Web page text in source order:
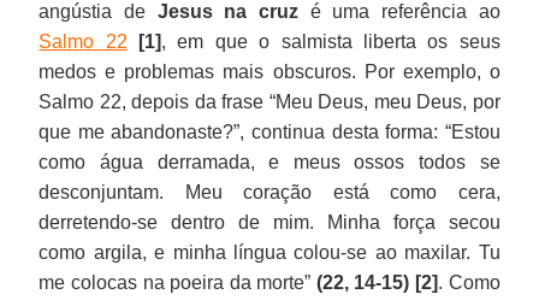
angústia de Jesus na cruz é uma referência ao
Salmo 22 [1], em que o salmista liberta os seus
medos e problemas mais obscuros. Por exemplo, o
Salmo 22, depois da frase “Meu Deus, meu Deus, por
que me abandonaste?”, continua desta forma: “Estou
como água derramada, e meus ossos todos se
desconjuntam. Meu coração está como cera,
derretendo-se dentro de mim. Minha força secou
como argila, e minha língua colou-se ao maxilar. Tu
me colocas na poeira da morte” (22, 14-15) [2]. Como